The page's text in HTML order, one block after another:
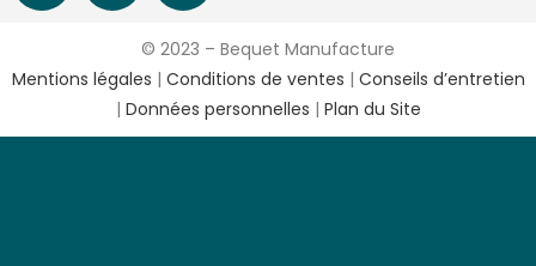
© 2023 – Bequet Manufacture
Mentions légales | Conditions de ventes | Conseils d’entretien
| Données personnelles | Plan du Site